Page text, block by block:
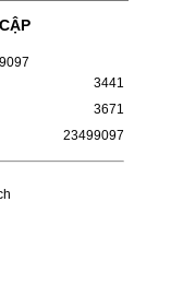
Loại mực: Mực
CHO
9097
3441
3671
23499097